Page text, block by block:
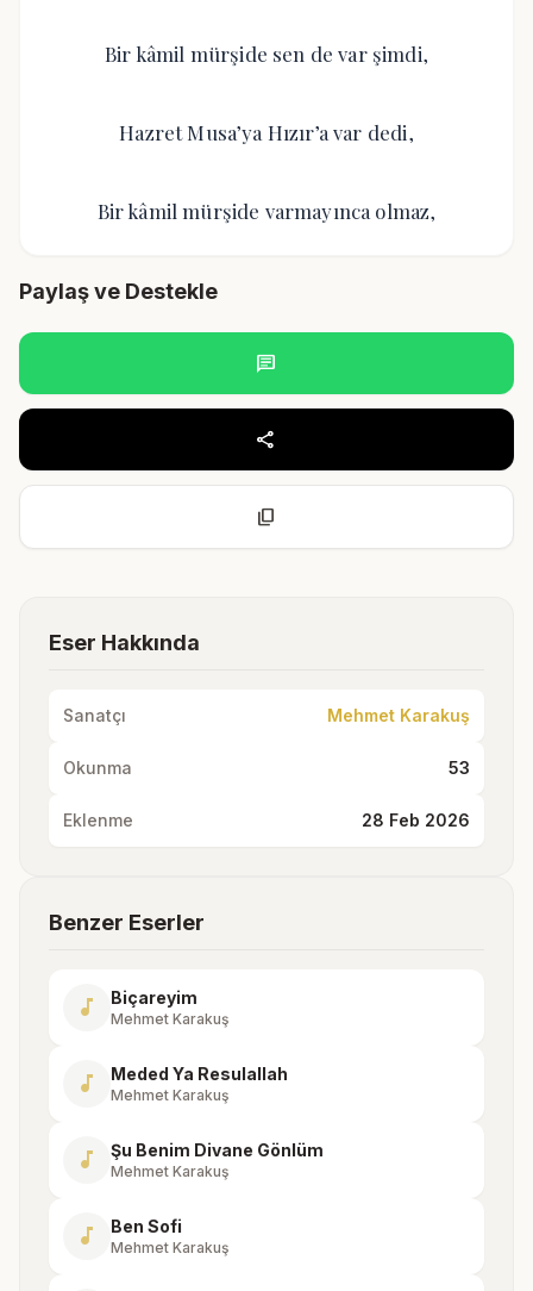
Bir kâmil mürşide sen de var şimdi,
Hazret Musa’ya Hızır’a var dedi,
Bir kâmil mürşide varmayınca olmaz,
Paylaş ve Destekle
chat
share
content_copy
Eser Hakkında
Sanatçı Mehmet Karakuş
Okunma 53
Eklenme 28 Feb 2026
Benzer Eserler
music_note Biçareyim
Mehmet Karakuş
music_note Meded Ya Resulallah
Mehmet Karakuş
music_note Şu Benim Divane Gönlüm
Mehmet Karakuş
music_note Ben Sofi
Mehmet Karakuş